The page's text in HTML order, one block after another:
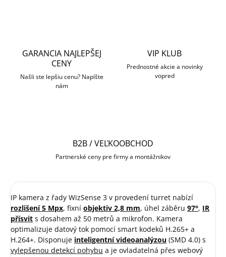
GARANCIA NAJLEPŠEJ
CENY
Našli ste lepšiu cenu? Napíšte
nám
VIP KLUB
Prednostné akcie a novinky
vopred
B2B / VEĽKOOBCHOD
Partnerské ceny pre firmy a montážnikov
IP kamera z řady WizSense 3 v provedení turret nabízí
rozlišení 5 Mpx, fixní objektiv 2,8 mm, úhel záběru 97°, IR
přísvit s dosahem až 50 metrů a mikrofon. Kamera
optimalizuje datový tok pomocí smart kodeků H.265+ a
H.264+. Disponuje inteligentní videoanalýzou (SMD 4.0) s
vylepšenou detekcí pohybu a je ovladatelná přes webový